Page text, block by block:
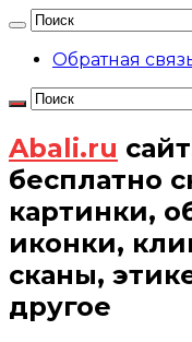
Обратная
Abali.ru
бесплатно
картинки,
иконки,
сканы,
другое